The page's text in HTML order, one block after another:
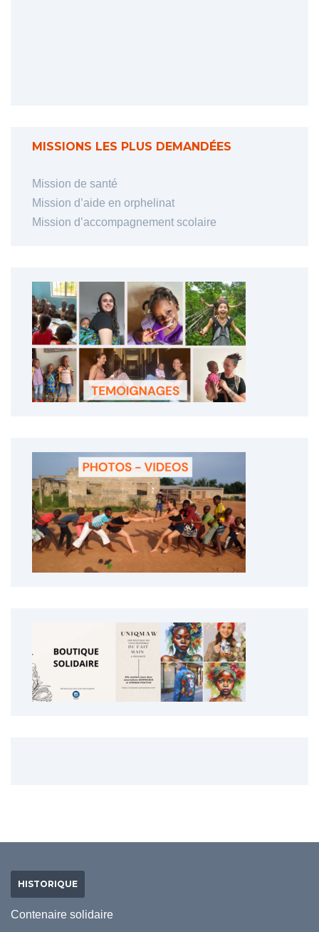
MISSIONS LES PLUS DEMANDÉES
Mission de santé
Mission d’aide en orphelinat
Mission d’accompagnement scolaire
HISTORIQUE
Contenaire solidaire